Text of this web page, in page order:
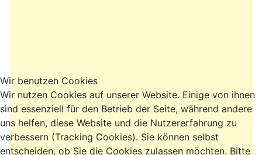
Wir benutzen Cookies
Wir nutzen Cookies auf unserer Website. Einige von ihnen
sind essenziell für den Betrieb der Seite, während andere
uns helfen, diese Website und die Nutzererfahrung zu
verbessern (Tracking Cookies). Sie können selbst
entscheiden, ob Sie die Cookies zulassen möchten. Bitte